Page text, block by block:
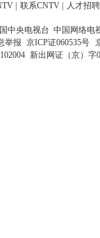
联系CNTV 人才招聘
中央电视台 中国网络电
举报 京ICP证060535号
新出网证（京）